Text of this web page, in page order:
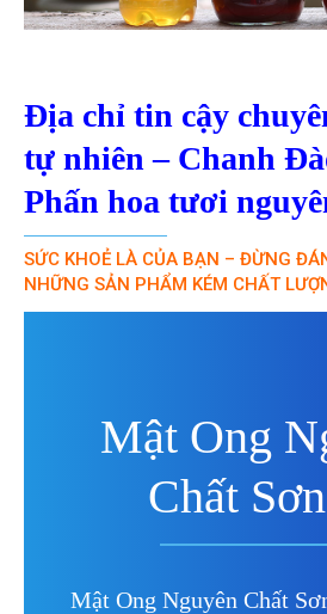
Địa chỉ tin cậy
tự nhiên – Chanh
Phấn hoa tươi
SỨC KHOẺ LÀ CỦA BẠN – ĐỪNG
NHỮNG SẢN PHẨM KÉM CHẤT
Mật Ong
Chất
Mật Ong Nguyên Chất